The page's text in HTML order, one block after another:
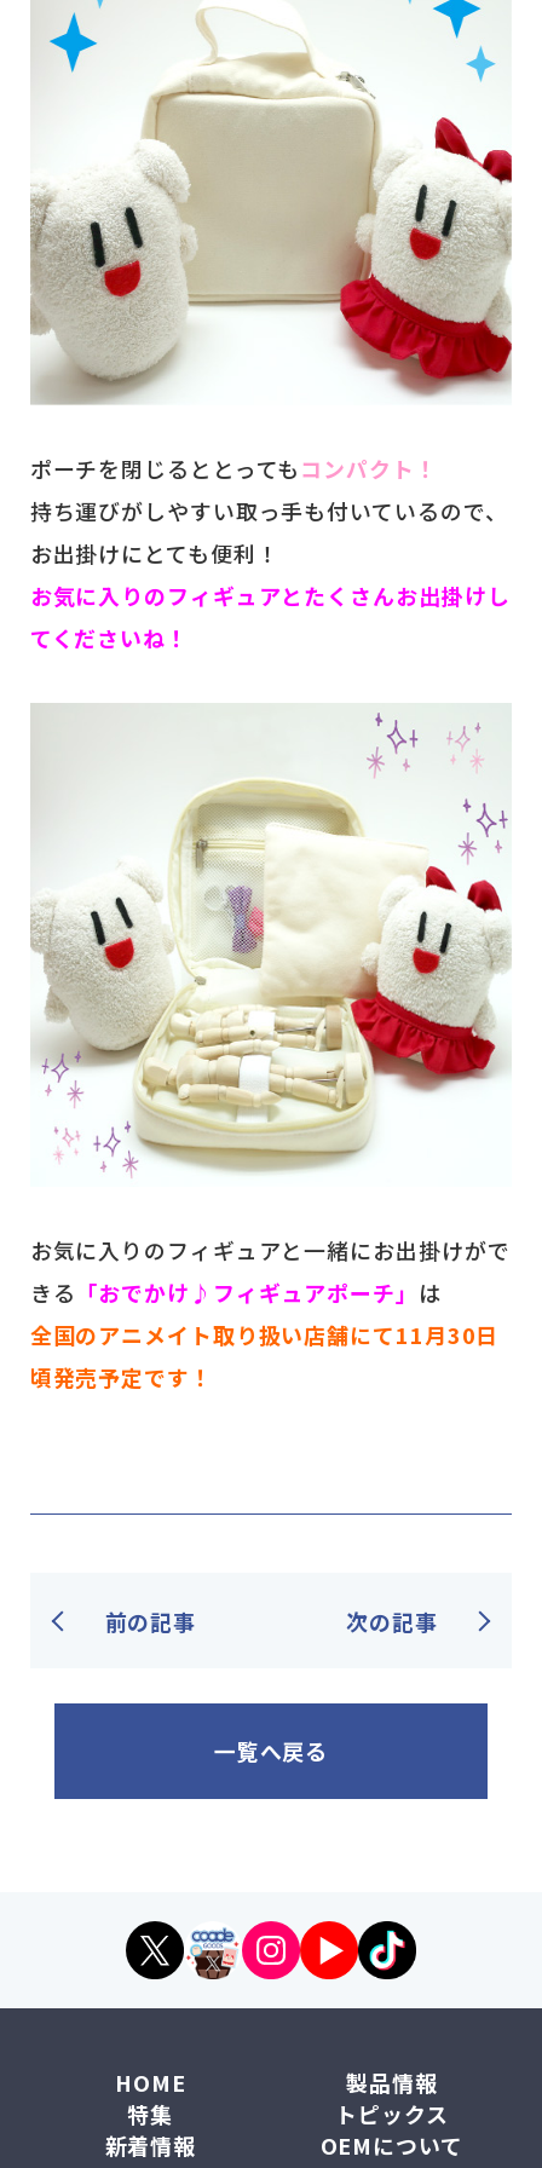
ポーチを閉じるととってもコンパクト！
持ち運びがしやすい取っ手も付いているので、
お出掛けにとても便利！
お気に入りのフィギュアとたくさんお出掛けし
てくださいね！
お気に入りのフィギュアと一緒にお出掛けがで
きる 「おでかけ♪フィギュアポーチ」 は
全国のアニメイト取り扱い店舗にて11月30日
頃発売予定です！
前の記事
一覧へ戻る
次の記事
HOME
製品情報
特集
トピックス
新着情報
OEMについて